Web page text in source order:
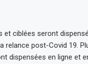
ciblées seront
relance post-Covid 19.
dispensées en ligne et